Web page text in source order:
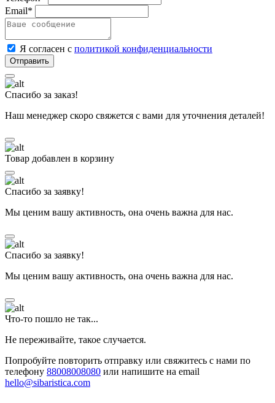
Email*
Я согласен с политикой конфиденциальности
Спасибо за заказ!
Наш менеджер скоро свяжется с вами для уточнения деталей!
Товар добавлен в корзину
Спасибо за заявку!
Мы ценим вашу активность, она очень важна для нас.
Спасибо за заявку!
Мы ценим вашу активность, она очень важна для нас.
Что-то пошло не так...
Не переживайте, такое случается.
Попробуйте повторить отправку или свяжитесь с нами по
телефону 88008008080 или напишите на email
hello@sibaristica.com